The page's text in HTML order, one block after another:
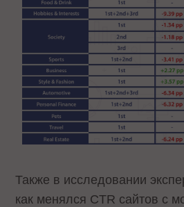
Также в исследовании
как менялся CTR сайтов с